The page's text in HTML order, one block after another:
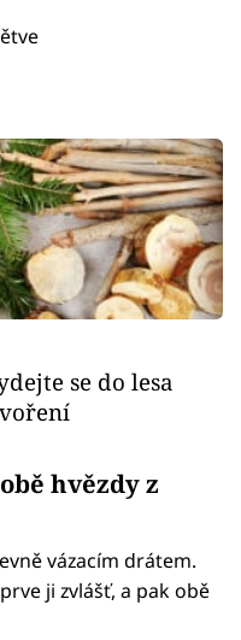
se do lesa
hvězdy z
vázacím drátem.
ji zvlášť, a pak obě